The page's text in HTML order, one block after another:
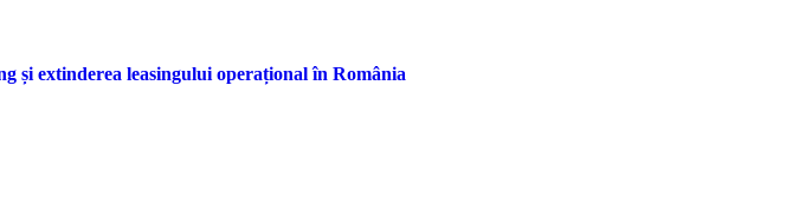
și extinderea leasingului operațional în România